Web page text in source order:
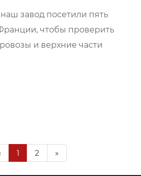
завод посетили пять
чтобы проверить
и верхние части
1 2 »